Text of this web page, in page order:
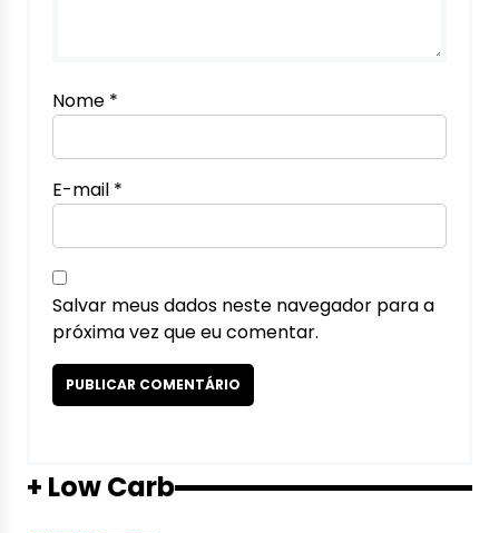
Nome *
E-mail *
Salvar meus dados neste navegador para a
próxima vez que eu comentar.
+ Low Carb